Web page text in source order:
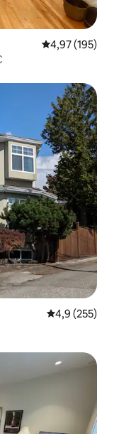
Note
4,97 (195)
Note
4,9 (255)